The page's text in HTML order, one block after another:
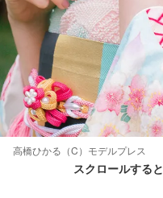
高橋ひかる（C）モデルプレス
スクロールする